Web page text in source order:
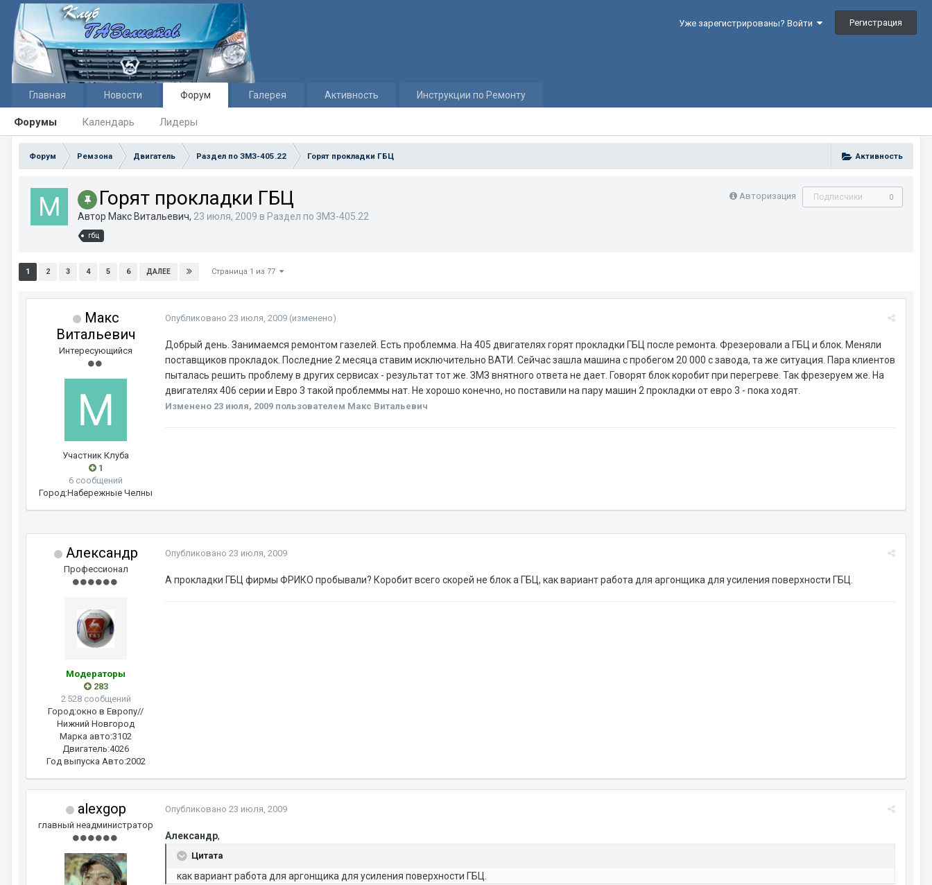
Уже зарегистрированы? Войти Регистрация
Главная Новости Форум
Форумы Календарь Лидеры
Галерея Активность Инструкции по Ремонту
Активность
Форум Ремзона Двигатель Раздел по ЗМЗ-405.22 Горят прокладки ГБЦ
Авторизация Подписчики 0
Горят прокладки ГБЦ
Автор Макс Витальевич, 23 июля, 2009 в Раздел по ЗМЗ-405.22
гбц
1 2 3 4 5 6 ДАЛЕЕ Страница 1 из 77
Макс
Витальевич
Интересующийся
Участник Клуба
1
6 сообщений
Город:Набережные Челны
Опубликовано 23 июля, 2009 (изменено)
Добрый день. Занимаемся ремонтом газелей. Есть проблемма. На 405 двигателях горят прокладки ГБЦ после ремонта. Фрезеровали а ГБЦ и блок. Меняли
поставщиков прокладок. Последние 2 месяца ставим исключительно ВАТИ. Сейчас зашла машина с пробегом 20 000 с завода, та же ситуация. Пара клиентов
пыталась решить проблему в других сервисах - результат тот же. ЗМЗ внятного ответа не дает. Говорят блок коробит при перегреве. Так фрезеруем же. На
двигателях 406 серии и Евро 3 такой проблеммы нат. Не хорошо конечно, но поставили на пару машин 2 прокладки от евро 3 - пока ходят.
Изменено 23 июля, 2009 пользователем Макс Витальевич
Александр
Профессионал
Модераторы
283
2 528 сообщений
Город:окно в Европу//
Нижний Новгород
Марка авто:3102
Двигатель:4026
Год выпуска Авто:2002
Опубликовано 23 июля, 2009
А прокладки ГБЦ фирмы ФРИКО пробывали? Коробит всего скорей не блок а ГБЦ, как вариант работа для аргонщика для усиления поверхности ГБЦ.
alexgop
главный неадминистратор
Опубликовано 23 июля, 2009
Александр,
Цитата
как вариант работа для аргонщика для усиления поверхности ГБЦ.